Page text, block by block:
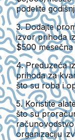
podelite
3.Dodajte
izvor prihoda
$500
4.Preduzeća
prihoda za
što su roba i
5.Koristite
što su
organizaciju